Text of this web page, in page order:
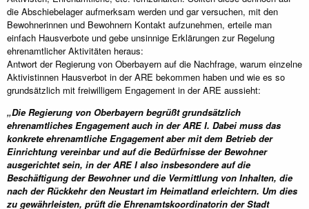
die Abschiebelager aufmerksam werden und gar versuchen, mit den
Bewohnerinnen und Bewohnern Kontakt aufzunehmen, erteile man
einfach Hausverbote und gebe unsinnige Erklärungen zur Regelung
ehrenamtlicher Aktivitäten heraus:
Antwort der Regierung von Oberbayern auf die Nachfrage, warum einzelne
Aktivistinnen Hausverbot in der ARE bekommen haben und wie es so
grundsätzlich mit freiwilligem Engagement in der ARE aussieht:
„Die Regierung von Oberbayern begrüßt grundsätzlich
ehrenamtliches Engagement auch in der ARE I. Dabei muss das
konkrete ehrenamtliche Engagement aber mit dem Betrieb der
Einrichtung vereinbar und auf die Bedürfnisse der Bewohner
ausgerichtet sein, in der ARE I also insbesondere auf die
Beschäftigung der Bewohner und die Vermittlung von Inhalten, die
nach der Rückkehr den Neustart im Heimatland erleichtern. Um dies
zu gewährleisten, prüft die Ehrenamtskoordinatorin der Stadt